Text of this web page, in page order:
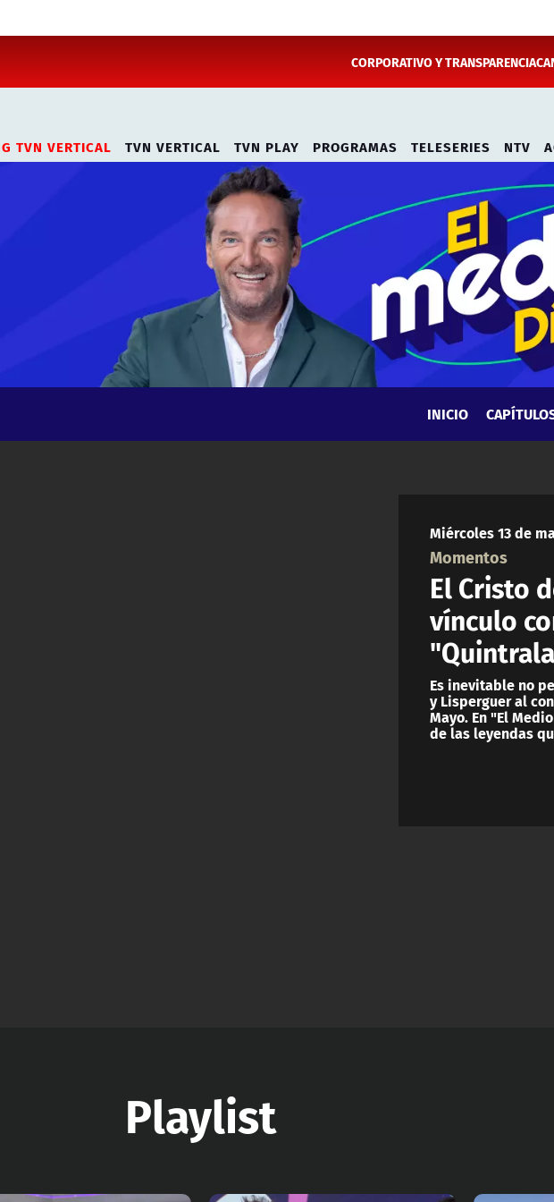
CORPORATIVO Y TRANSPARENCIA
TVN VERTICAL TVN VERTICAL TVN PLAY PROGRAMAS TELESERIES NTV
INICIO
Miércoles 13 de
Momentos
El Cristo
vínculo
Es inevitable no
y Lisperguer al
Mayo. En "El
de las leyendas
Playlist